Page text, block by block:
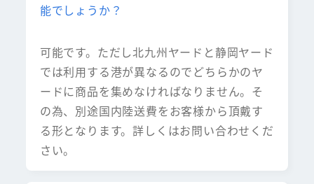
能でしょうか？
可能です。ただし北九州ヤードと静岡ヤード
では利用する港が異なるのでどちらかのヤ
ードに商品を集めなければなりません。そ
の為、別途国内陸送費をお客様から頂戴す
る形となります。詳しくはお問い合わせくだ
さい。